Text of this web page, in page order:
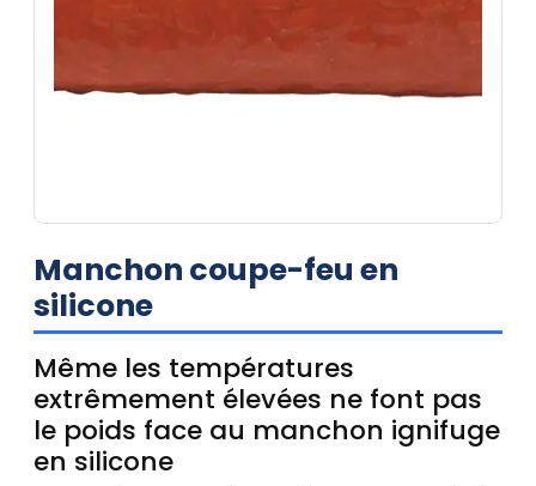
Manchon coupe-feu en
silicone
Même les températures
extrêmement élevées ne font pas
le poids face au manchon ignifuge
en silicone